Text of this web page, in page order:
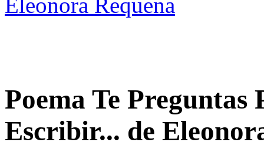
Poema Te Preguntas
Escribir... de